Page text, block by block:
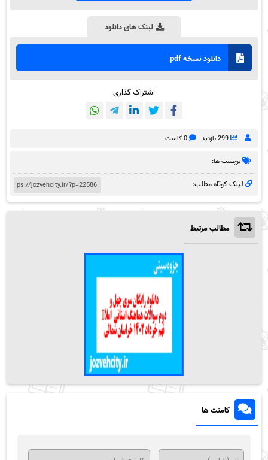
لینک های دانلود
دانلود نسخه pdf
اشتراک گذاری
299 بازدید 0 کامنت
برچسب ها:
لینک کوتاه مطلب:
مطالب مرتبط
کامنت ها